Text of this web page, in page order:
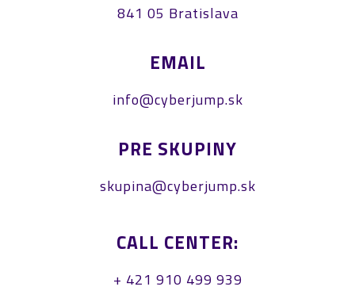
841 05 Bratislava
EMAIL
info@cyberjump.sk
PRE SKUPINY
skupina@cyberjump.sk
CALL CENTER:
+ 421 910 499 939